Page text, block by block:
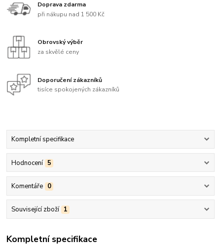
Doprava zdarma
při nákupu nad 1 500 Kč
Obrovský výběr
za skvělé ceny
Doporučení zákazníků
tisíce spokojených zákazníků
Kompletní specifikace
Hodnocení 5
Komentáře 0
Související zboží 1
Kompletní specifikace